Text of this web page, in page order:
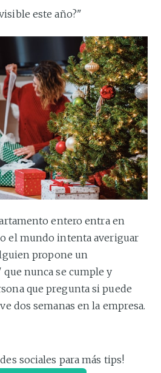
este año?"
entero entra en
el mundo intenta averiguar
propone un
nunca se cumple y
que pregunta si puede
dos semanas en la empresa.
sociales para más tips!